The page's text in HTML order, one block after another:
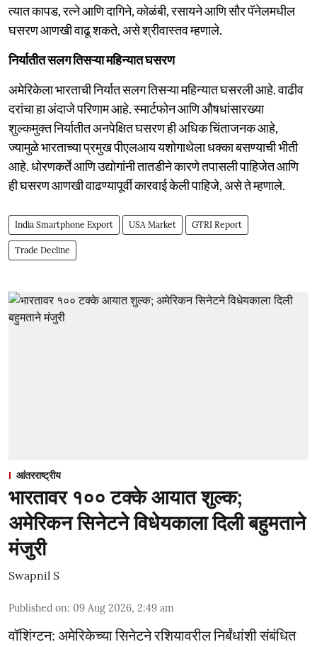
त्यात कापड, रत्ने आणि दागिने, कोळंबी, रसायने आणि सौर पॅनेलमधील
घसरण आणखी वाढू शकते, असे श्रीवास्तव म्हणाले.
निर्यातीत सलग तिसऱ्या महिन्यात घसरण
अमेरिकेला भारताची निर्यात सलग तिसऱ्या महिन्यात घसरली आहे. वाढीव
दरांचा हा अंदाजे परिणाम आहे. स्मार्टफोन आणि औषधांसारख्या
शुल्कमुक्त निर्यातीत अनपेक्षित घसरण ही अधिक चिंताजनक आहे,
ज्यामुळे भारताच्या प्रमुख पीएलआय यशोगाथेला धक्का बसण्याची भीती
आहे. धोरणकर्ते आणि उद्योगांनी तातडीने कारणे तपासली पाहिजेत आणि
ही घसरण आणखी वाढण्यापूर्वी कारवाई केली पाहिजे, असे ते म्हणाले.
India Smartphone Export USA Market GTRI Report
Trade Decline
आंतरराष्ट्रीय
भारतावर १०० टक्के आयात शुल्क;
अमेरिकन सिनेटने विधेयकाला दिली बहुमताने
मंजुरी
Swapnil S
Published on: 09 Aug 2026, 2:49 am
वॉशिंग्टन: अमेरिकेच्या सिनेटने रशियावरील निर्बंधांशी संबंधित